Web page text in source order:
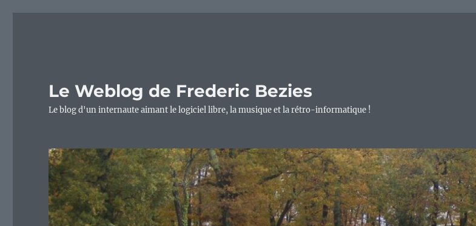
Le Weblog de Frederic Bezies
Le blog d'un internaute aimant le logiciel libre, la musique et la rétro-informatique !